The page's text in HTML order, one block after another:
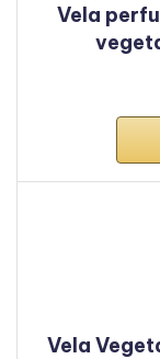
Vela
Vela